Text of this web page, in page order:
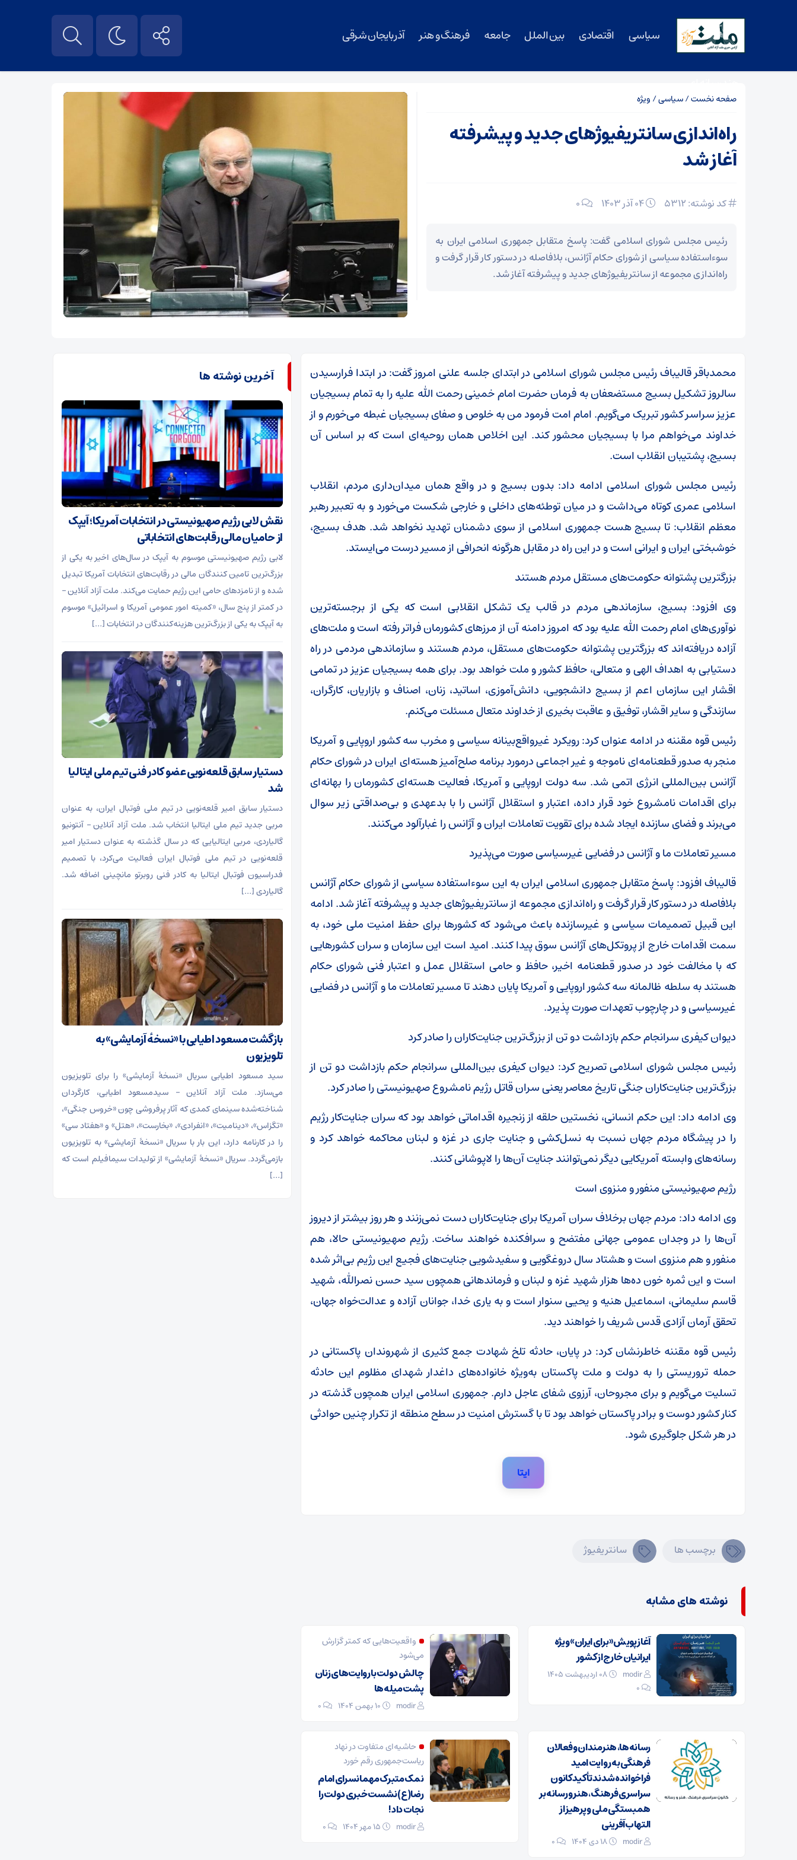
سیاسی اقتصادی بین الملل جامعه فرهنگ و هنر آذربایجان شرقی
صفحه نخست/سیاسی/ ویژه
راه‌اندازی سانتریفیوژ‌های جدید و پیشرفته
آغاز شد
کد نوشته: 5312 0
رئیس مجلس شورای اسلامی گفت: پاسخ متقابل جمهوری اسلامی ایران به
سوءاستفاده سیاسی از شورای حکام آژانس، بلافاصله در دستور کار قرار گرفت و
راه‌اندازی مجموعه از سانتریفیوژ‌های جدید و پیشرفته آغاز شد.
محمدباقر قالیباف رئیس مجلس شورای اسلامی در ابتدای جلسه علنی امروز گفت: در ابتدا فرارسیدن
سالروز تشکیل بسیج مستضعفان به فرمان حضرت امام خمینی رحمت الله علیه را به تمام بسیجیان
عزیز سراسر کشور تبریک می‌گویم. امام امت فرمود من به خلوص و صفای بسیجیان غبطه می‌خورم و از
خداوند می‌خواهم مرا با بسیجیان محشور کند. این اخلاص همان روحیه‌ای است که بر اساس آن
بسیج، پشتیبان انقلاب است.
رئیس مجلس شورای اسلامی ادامه داد: بدون بسیج و در واقع همان میدان‌داری مردم، انقلاب
اسلامی عمری کوتاه می‌داشت و در میان توطئه‌های داخلی و خارجی شکست می‌خورد و به تعبیر رهبر
معظم انقلاب: تا بسیج هست جمهوری اسلامی از سوی دشمنان تهدید نخواهد شد. هدف بسیج،
خوشبختی ایران و ایرانی است و در این راه در مقابل هرگونه انحرافی از مسیر درست می‌ایستد.
بزرگترین پشتوانه حکومت‌های مستقل مردم هستند
وی افزود: بسیج، سازماندهی مردم در قالب یک تشکل انقلابی است که یکی از برجسته‌ترین
نوآوری‌های امام رحمت الله علیه بود که امروز دامنه آن از مرز‌های کشورمان فراتر رفته است و ملت‌های
آزاده دریافته‌اند که بزرگترین پشتوانه حکومت‌های مستقل، مردم هستند و سازماندهی مردمی در راه
دستیابی به اهداف الهی و متعالی، حافظ کشور و ملت خواهد بود. برای همه بسیجیان عزیز در تمامی
اقشار این سازمان اعم از بسیج دانشجویی، دانش‌آموزی، اساتید، زنان، اصناف و بازاریان، کارگران،
سازندگی و سایر اقشار، توفیق و عاقبت بخیری از خداوند متعال مسئلت می‌کنم.
رئیس قوه مقننه در ادامه عنوان کرد: رویکرد غیرواقع‌بینانه سیاسی و مخرب سه کشور اروپایی و آمریکا
منجر به صدور قطعنامه‌ای ناموجه و غیر اجماعی درمورد برنامه صلح‌آمیز هسته‌ای ایران در شورای حکام
آژانس بین‌المللی انرژی اتمی شد. سه دولت اروپایی و آمریکا، فعالیت هسته‌ای کشورمان را بهانه‌ای
برای اقدامات نامشروع خود قرار داده، اعتبار و استقلال آژانس را با بدعهدی و بی‌صداقتی زیر سوال
می‌برند و فضای سازنده ایجاد شده برای تقویت تعاملات ایران و آژانس را غبارآلود می‌کنند.
مسیر تعاملات ما و آژانس در فضایی غیرسیاسی صورت می‌پذیرد
قالیباف افزود: پاسخ متقابل جمهوری اسلامی ایران به این سوءاستفاده سیاسی از شورای حکام آژانس
بلافاصله در دستور کار قرار گرفت و راه‌اندازی مجموعه از سانتریفیوژ‌های جدید و پیشرفته آغاز شد. ادامه
این قبیل تصمیمات سیاسی و غیرسازنده باعث می‌شود که کشور‌ها برای حفظ امنیت ملی خود، به
سمت اقدامات خارج از پروتکل‌های آژانس سوق پیدا کنند. امید است این سازمان و سران کشور‌هایی
که با مخالفت خود در صدور قطعنامه اخیر، حافظ و حامی استقلال عمل و اعتبار فنی شورای حکام
هستند به سلطه ظالمانه سه کشور اروپایی و آمریکا پایان دهند تا مسیر تعاملات ما و آژانس در فضایی
غیرسیاسی و در چارچوب تعهدات صورت پذیرد.
دیوان کیفری سرانجام حکم بازداشت دو تن از بزرگ‌ترین جنایت‌کاران را صادر کرد
رئیس مجلس شورای اسلامی تصریح کرد: دیوان کیفری بین‌المللی سرانجام حکم بازداشت دو تن از
بزرگ‌ترین جنایت‌کاران جنگی تاریخ معاصر یعنی سران قاتل رژیم نامشروع صهیونیستی را صادر کرد.
وی ادامه داد: این حکم انسانی، نخستین حلقه از زنجیره اقداماتی خواهد بود که سران جنایت‌کار رژیم
را در پیشگاه مردم جهان نسبت به نسل‌کشی و جنایت جاری در غزه و لبنان محاکمه خواهد کرد و
رسانه‌های وابسته آمریکایی دیگر نمی‌توانند جنایت آن‌ها را لاپوشانی کنند.
رژیم صهیونیستی منفور و منزوی است
وی ادامه داد: مردم جهان برخلاف سران آمریکا برای جنایت‌کاران دست نمی‌زنند و هر روز بیشتر از دیروز
آن‌ها را در وجدان عمومی جهانی مفتضح و سرافکنده خواهند ساخت. رژیم صهیونیستی حالا، هم
منفور و هم منزوی است و هشتاد سال دروغگویی و سفیدشویی جنایت‌های فجیع این رژیم بی‌اثر شده
است و این ثمره خون ده‌ها هزار شهید غزه و لبنان و فرماندهانی همچون سید حسن نصرالله، شهید
قاسم سلیمانی، اسماعیل هنیه و یحیی سنوار است و به یاری خدا، جوانان آزاده و عدالت‌خواه جهان،
تحقق آرمان آزادی قدس شریف را خواهند دید.
رئیس قوه مقننه خاطرنشان کرد: در پایان، حادثه تلخ شهادت جمع کثیری از شهروندان پاکستانی در
حمله تروریستی را به دولت و ملت پاکستان به‌ویژه خانواده‌های داغدار شهدای مظلوم این حادثه
تسلیت می‌گویم و برای مجروحان، آرزوی شفای عاجل دارم. جمهوری اسلامی ایران همچون گذشته در
کنار کشور دوست و برادر پاکستان خواهد بود تا با گسترش امنیت در سطح منطقه از تکرار چنین حوادثی
در هر شکل جلوگیری شود.
ایتا
برچسب ها سانتریفیوژ
نوشته های مشابه
آغاز پویش «برای ایران» ویژه
ایرانیان خارج از کشور
modir
0
واقعیت‌هایی که کمتر گزارش
می‌شود
چالش دولت با روایت‌های زنان
پشت میله‌ها
modir
0
رسانه‌ها، هنرمندان و فعالان
فرهنگی به روایت امید
فراخوانده شدند تأکید کانون
سراسری فرهنگ، هنر و رسانه بر
همبستگی ملی و پرهیز از
التهاب‌آفرینی
modir
0
حاشیه‌ای متفاوت در نهاد
ریاست‌جمهوری رقم خورد
نمک متبرک مهمانسرای امام
رضا(ع) نشست خبری دولت را
نجات داد!
modir
0
آخرین نوشته ها
نقش لابی رژیم صهیونیستی در انتخابات آمریکا؛ آیپک
از حامیان مالی رقابت‌های انتخاباتی
لابی رژیم صهیونیستی موسوم به آیپک در سال‌های اخیر به یکی از
بزرگ‌ترین تامین کنندگان مالی در رقابت‌های انتخابات آمریکا تبدیل
شده و از نامزدهای حامی این رژیم حمایت می‌کند. ملت آزاد آنلاین –
در کمتر از پنج سال، «کمیته امور عمومی آمریکا و اسرائیل» موسوم
به آیپک به یکی از بزرگ‌ترین هزینه‌کنندگان در انتخابات […]
دستیار سابق قلعه‌نویی عضو کادر فنی تیم ملی ایتالیا
شد
دستیار سابق امیر قلعه‌نویی در تیم ملی فوتبال ایران، به عنوان
مربی جدید تیم ملی ایتالیا انتخاب شد. ملت آزاد آنلاین – آنتونیو
گالیاردی، مربی ایتالیایی که در سال گذشته به عنوان دستیار امیر
قلعه‌نویی در تیم ملی فوتبال ایران فعالیت می‌کرد، با تصمیم
فدراسیون فوتبال ایتالیا به کادر فنی روبرتو مانچینی اضافه شد.
گالیاردی […]
بازگشت مسعود اطیابی با «نسخهٔ آزمایشی» به
تلویزیون
سید مسعود اطیابی سریال «نسخهٔ آزمایشی» را برای تلویزیون
می‌سازد. ملت آزاد آنلاین – سیدمسعود اطیابی، کارگردان
شناخته‌شده سینمای کمدی که آثار پرفروشی چون «خروس جنگی»،
«تگزاس»، «دینامیت»، «انفرادی»، «بخارست»، «هتل» و «هفتاد سی»
را در کارنامه دارد، این بار با سریال «نسخهٔ آزمایشی» به تلویزیون
بازمی‌گردد. سریال «نسخهٔ آزمایشی» از تولیدات سیمافیلم است که
[…]